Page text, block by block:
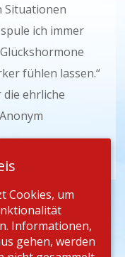
Situationen
ich immer
fühlen lassen.“
ehrliche
Cookies, um
Informationen,
gehen, werden